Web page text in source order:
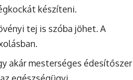
készíteni.
tej is szóba jöhet. A
akár mesterséges édesítőszer